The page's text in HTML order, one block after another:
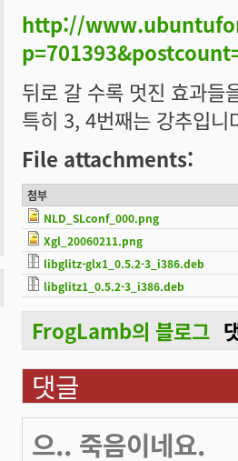
http://
뒤로 갈 수록 멋진 효과들
특히 3, 4번째는 강추입니
File attachments:
첨부
NLD_SLconf_000.png
Xgl_20060211.png
libglitz-glx1_0.5.2-3_i386.deb
libglitz1_0.5.2-3_i386.deb
FrogLamb의 블로그
댓글
으.. 죽음이네요.